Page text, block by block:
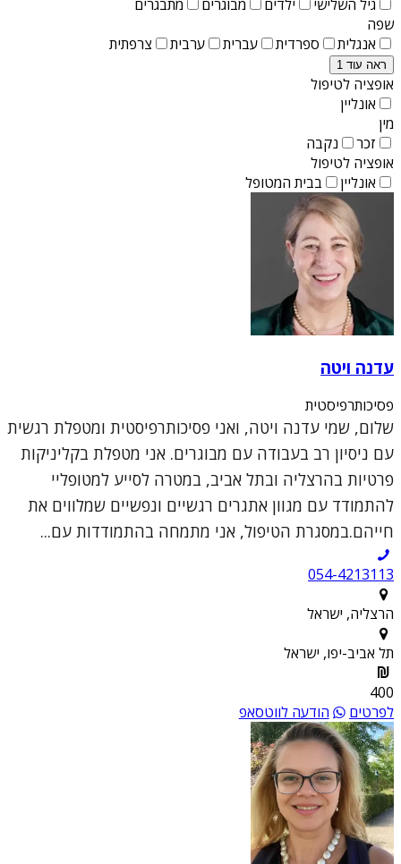
גיל השלישי
ילדים מבוגרים
מתבגרים
שפה
אנגלית
ספרדית עברית ערבית צרפתית
ראה עוד 1
אופציה לטיפול
אונליין
מין
זכר
נקבה
אופציה לטיפול
אונליין
בבית המטופל
עדנה ויטה
פסיכותרפיסטית
שלום, שמי עדנה ויטה, ואני פסיכותרפיסטית ומטפלת רגשית
עם ניסיון רב בעבודה עם מבוגרים. אני מטפלת בקליניקות
פרטיות בהרצליה ובתל אביב, במטרה לסייע למטופליי
להתמודד עם מגוון אתגרים רגשיים ונפשיים שמלווים את
חייהם.במסגרת הטיפול, אני מתמחה בהתמודדות עם...
054-4213113
הרצליה, ישראל
תל אביב-יפו, ישראל
400
לפרטים
הודעה לווטסאפ